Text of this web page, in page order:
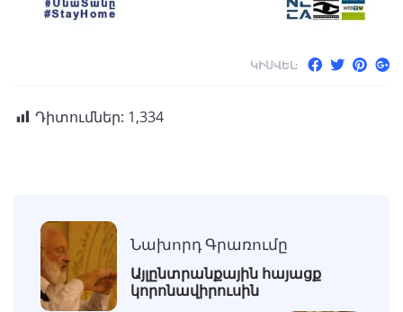
ԿԻՍՎԵԼ:
Դիտումներ: 1,334
Նախորդ Գրառումը
Այլընտրանքային հայացք
կորոնավիրուսին